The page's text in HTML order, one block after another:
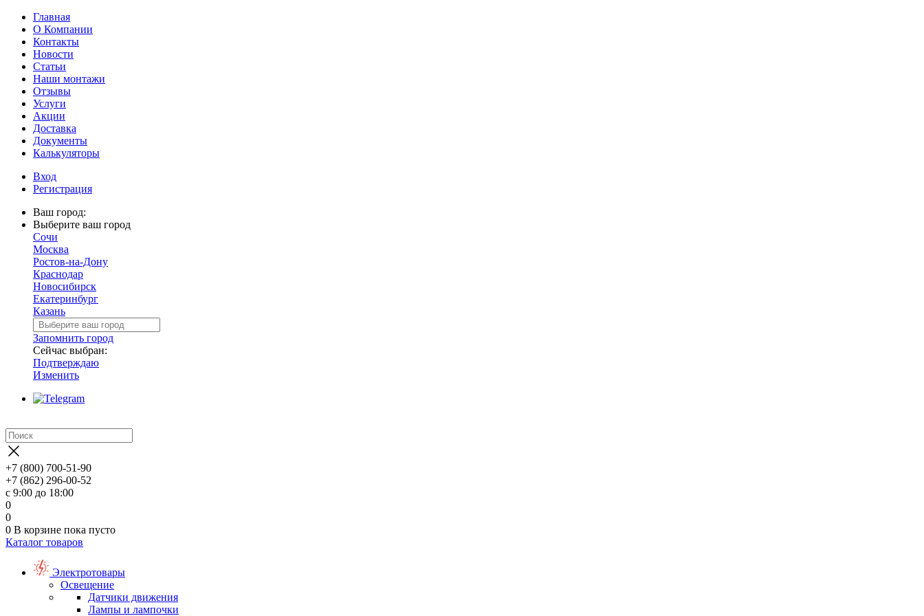
Главная
О Компании
Контакты
Новости
Статьи
Наши монтажи
Отзывы
Услуги
Акции
Доставка
Документы
Калькуляторы
Вход
Регистрация
Ваш город:
Выберите ваш город
Сочи
Москва
Ростов-на-Дону
Краснодар
Новосибирск
Екатеринбург
Казань
Запомнить город
Сейчас выбран:
Подтверждаю
Изменить
+7 (800) 700-51-90
+7 (862) 296-00-52
с 9:00 до 18:00
0
0
0 В корзине пока пусто
Каталог товаров
Электротовары
Освещение
Датчики движения
Лампы и лампочки